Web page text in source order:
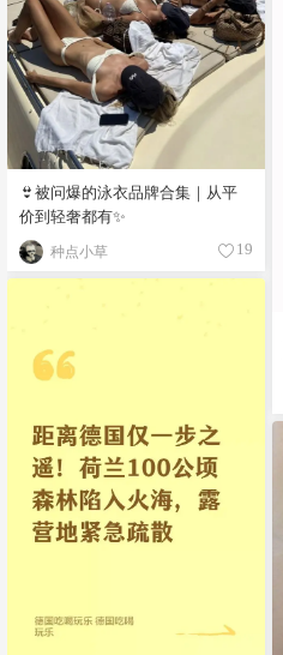
👙被问爆的泳衣品牌合集｜从平
价到轻奢都有✨
种点小草 19